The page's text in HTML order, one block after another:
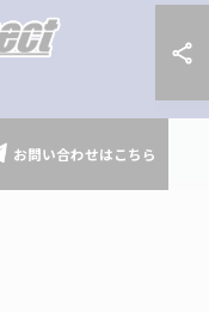
お問い合わせはこちら
RIGHTS RESERVED.